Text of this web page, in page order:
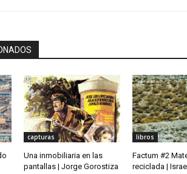
capturas
Una inmobiliaria en las
pantallas | Jorge Gorostiza
libros
Factum #2
reciclada |